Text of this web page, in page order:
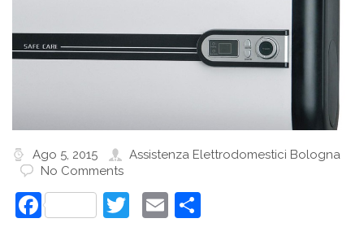
Ago 5, 2015
Assistenza Elettrodomestici Bologna
No Comments
FacebookTwitter
Email